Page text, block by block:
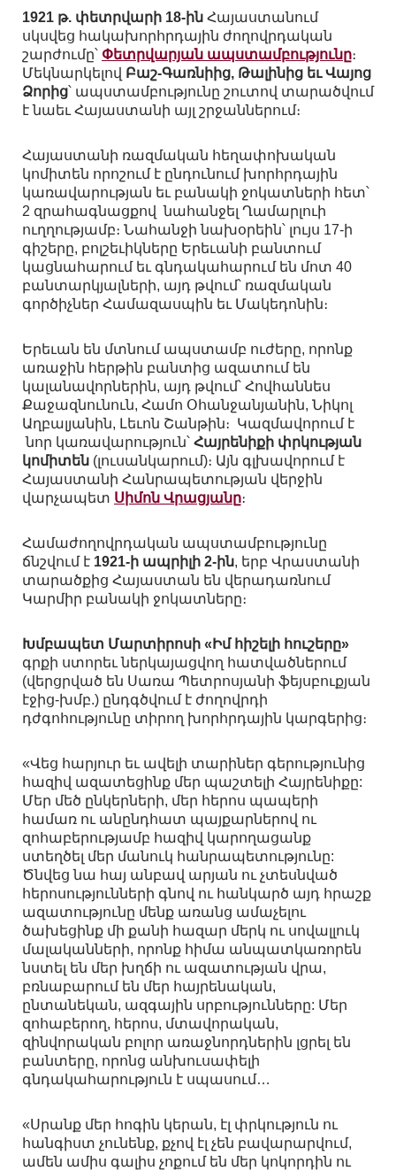
1921 թ. փետրվարի 18-ին Հայաստանում
սկսվեց հակախորհրդային ժողովրդական
շարժումը՝ Փետրվարյան ապստամբությունը։
Մեկնարկելով Բաշ-Գառնիից, Թալինից եւ Վայոց
Ձորից՝ ապստամբությունը շուտով տարածվում
է նաեւ Հայաստանի այլ շրջաններում։
Հայաստանի ռազմական հեղափոխական
կոմիտեն որոշում է ընդունում խորհրդային
կառավարության եւ բանակի ջոկատների հետ՝
2 զրահագնացքով նահանջել Ղամարլուի
ուղղությամբ։ Նահանջի նախօրեին՝ լույս 17-ի
գիշերը, բոլշեւիկները Երեւանի բանտում
կացնահարում եւ գնդակահարում են մոտ 40
բանտարկյալների, այդ թվում՝ ռազմական
գործիչներ Համազասպին եւ Մակեդոնին։
Երեւան են մտնում ապստամբ ուժերը, որոնք
առաջին հերթին բանտից ազատում են
կալանավորներին, այդ թվում՝ Հովհաննես
Քաջազնունուն, Համո Օհանջանյանին, Նիկոլ
Աղբալյանին, Լեւոն Շանթին։ Կազմավորում է
նոր կառավարություն՝ Հայրենիքի փրկության
կոմիտեն (լուսանկարում)։ Այն գլխավորում է
Հայաստանի Հանրապետության վերջին
վարչապետ Սիմոն Վրացյանը։
Համաժողովրդական ապստամբությունը
ճնշվում է 1921-ի ապրիլի 2-ին, երբ Վրաստանի
տարածքից Հայաստան են վերադառնում
Կարմիր բանակի ջոկատները։
Խմբապետ Մարտիրոսի «Իմ հիշելի հուշերը»
գրքի ստորեւ ներկայացվող հատվածներում
(վերցրված են Սառա Պետրոսյանի ֆեյսբուքյան
էջից-խմբ.) ընդգծվում է ժողովրդի
դժգոհությունը տիրող խորհրդային կարգերից։
«Վեց հարյուր եւ ավելի տարիներ գերությունից
հազիվ ազատեցինք մեր պաշտելի Հայրենիքը:
Մեր մեծ ընկերների, մեր հերոս պապերի
համառ ու անընդհատ պայքարներով ու
զոհաբերությամբ հազիվ կարողացանք
ստեղծել մեր մանուկ հանրապետությունը:
Ծնվեց նա հայ անբավ արյան ու չտեսնված
հերոսությունների գնով ու հանկարծ այդ հրաշք
ազատությունը մենք առանց ամաչելու
ծախեցինք մի քանի հազար մերկ ու սովալլուկ
մալականների, որոնք հիմա անպատկառորեն
նստել են մեր խղճի ու ազատության վրա,
բռնաբարում են մեր հայրենական,
ընտանեկան, ազգային սրբությունները: Մեր
զոհաբերող, հերոս, մտավորական,
զինվորական բոլոր առաջնորդներին լցրել են
բանտերը, որոնց անխուսափելի
գնդակահարություն է սպասում…
«Սրանք մեր հոգին կերան, էլ փրկություն ու
հանգիստ չունենք, քչով էլ չեն բավարարվում,
ամեն ամիս գալիս չոքում են մեր կոկորդին ու